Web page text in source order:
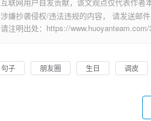
联网用户自发贡献，该文观点仅代表作
嫌抄袭侵权/违法违规的内容， 请发送邮
注明出处：https://
句子 朋友圈 生日 调皮